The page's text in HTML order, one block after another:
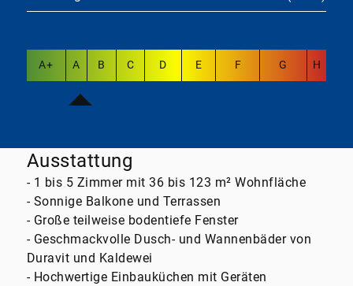
A+ A B C D E F G H
Ausstattung
- 1 bis 5 Zimmer mit 36 bis 123 m² Wohnfläche
- Sonnige Balkone und Terrassen
- Große teilweise bodentiefe Fenster
- Geschmackvolle Dusch- und Wannenbäder von
Duravit und Kaldewei
- Hochwertige Einbauküchen mit Geräten